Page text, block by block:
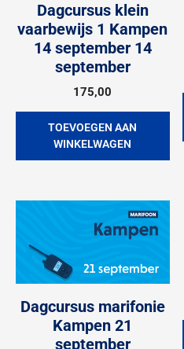
Dagcursus klein
vaarbewijs 1 Kampen
14 september 14
september
175,00
TOEVOEGEN AAN
WINKELWAGEN
Dagcursus marifonie
Kampen 21
september